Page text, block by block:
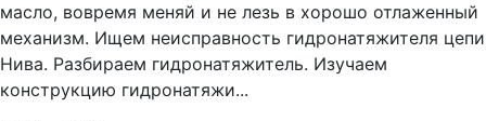
масло, вовремя меняй и не лезь в хорошо отлаженный
механизм. Ищем неисправность гидронатяжителя цепи
Нива. Разбираем гидронатяжитель. Изучаем
конструкцию гидронатяжи...